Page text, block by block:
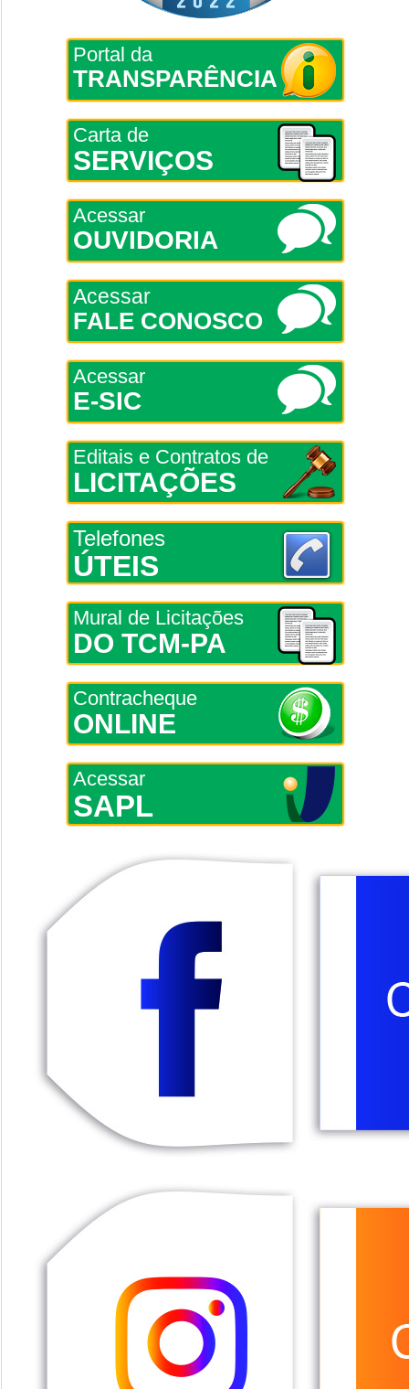
Portal da
TRANSPARÊNCIA
Carta de
SERVIÇOS
Acessar
OUVIDORIA
Acessar
FALE CONOSCO
Acessar
E-SIC
Editais e Contratos de
LICITAÇÕES
Telefones
ÚTEIS
Mural de Licitações
DO TCM-PA
Contracheque
ONLINE
Acessar
SAPL